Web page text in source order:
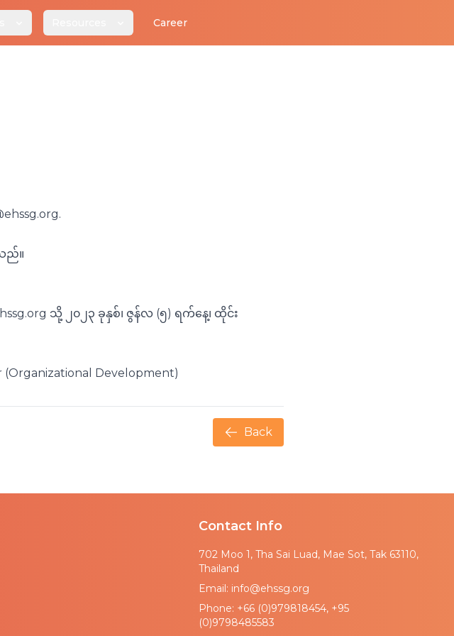
Career
.
ည်။
သို့ ၂၀၂၃ ခုနှစ်၊ ဇွန်လ (၅) ရက်နေ့၊ ထိုင်း
(Organizational Development)
Back
Contact Info
702 Moo 1, Tha Sai Luad, Mae Sot, Tak 63110,
Thailand
Email: info@ehssg.org
Phone: +66 (0)979818454, +95
(0)9798485583